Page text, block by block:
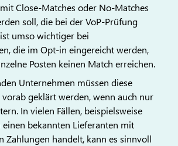
Close-Matches oder No-Matches
soll, die bei der VoP-Prüfung
umso wichtiger bei
die im Opt-in eingereicht werden,
Posten keinen Match erreichen.
Unternehmen müssen diese
vorab geklärt werden, wenn auch nur
In vielen Fällen, beispielsweise
einen bekannten Lieferanten mit
Zahlungen handelt, kann es sinnvoll